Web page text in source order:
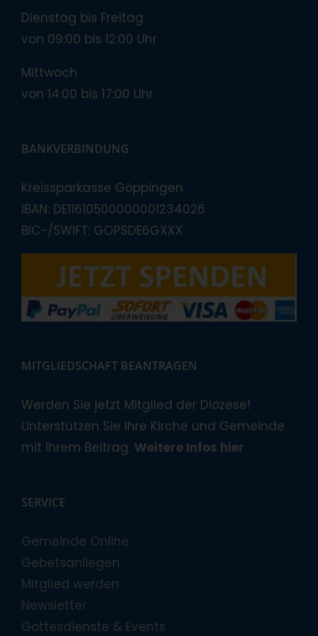
Dienstag bis Freitag
von 09:00 bis 12:00 Uhr
Mittwoch
von 14:00 bis 17:00 Uhr
BANKVERBINDUNG
Kreissparkasse Göppingen
IBAN: DE11610500000001234026
BIC-/SWIFT: GOPSDE6GXXX
MITGLIEDSCHAFT BEANTRAGEN
Werden Sie jetzt Mitglied der Diözese!
Unterstützen Sie Ihre Kirche und Gemeinde
mit Ihrem Beitrag. Weitere Infos hier
SERVICE
Gemeinde Online
Gebetsanliegen
Mitglied werden
Newsletter
Gottesdienste & Events